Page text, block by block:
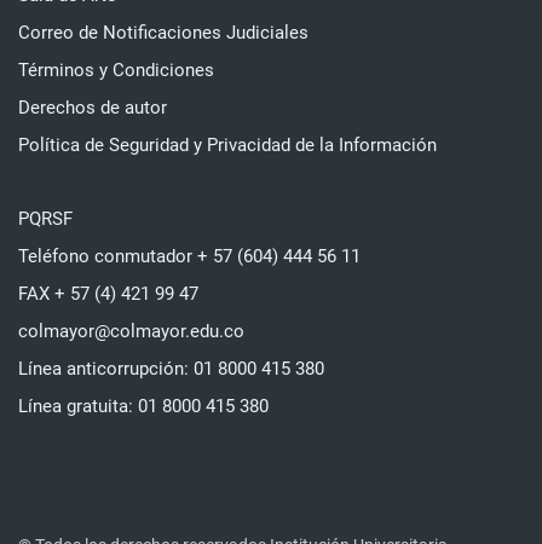
Correo de Notificaciones Judiciales
Términos y Condiciones
Derechos de autor
Política de Seguridad y Privacidad de la Información
PQRSF
Teléfono conmutador + 57 (604) 444 56 11
FAX + 57 (4) 421 99 47
colmayor@colmayor.edu.co
Línea anticorrupción: 01 8000 415 380
Línea gratuita: 01 8000 415 380